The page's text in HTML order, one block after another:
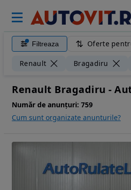
Filtreaza Oferte
Renault Bragadiru
Renault Bragadiru -
Număr de anunțuri: 759
Cum sunt organizate anunturile?